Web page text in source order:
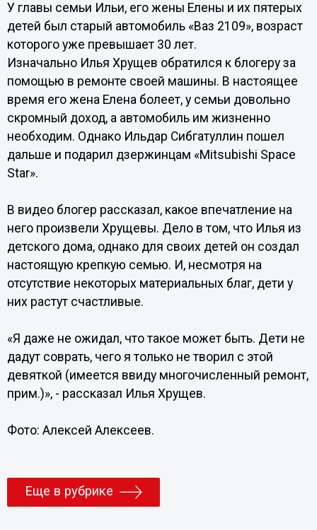
У главы семьи Ильи, его жены Елены и их пятерых
детей был старый автомобиль «Ваз 2109», возраст
которого уже превышает 30 лет.
Изначально Илья Хрущев обратился к блогеру за
помощью в ремонте своей машины. В настоящее
время его жена Елена болеет, у семьи довольно
скромный доход, а автомобиль им жизненно
необходим. Однако Ильдар Сибгатуллин пошел
дальше и подарил дзержинцам «Mitsubishi Space
Star».
В видео блогер рассказал, какое впечатление на
него произвели Хрущевы. Дело в том, что Илья из
детского дома, однако для своих детей он создал
настоящую крепкую семью. И, несмотря на
отсутствие некоторых материальных благ, дети у
них растут счастливые.
«Я даже не ожидал, что такое может быть. Дети не
дадут соврать, чего я только не творил с этой
девяткой (имеется ввиду многочисленный ремонт,
прим.)», - рассказал Илья Хрущев.
Фото: Алексей Алексеев.
Еще в рубрике